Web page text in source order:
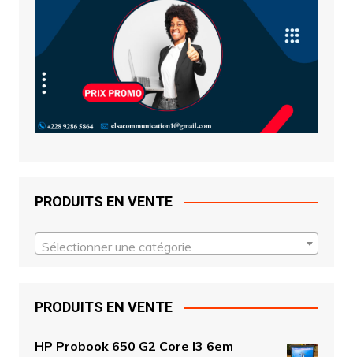
PRODUITS EN VENTE
Sélectionner une catégorie
PRODUITS EN VENTE
HP Probook 650 G2 Core I3 6em